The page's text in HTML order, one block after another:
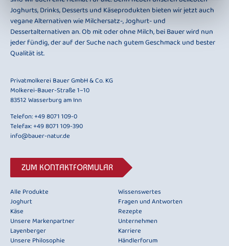
Joghurts, Drinks, Desserts und Käseprodukten bieten wir jetzt auch
vegane Alternativen wie Milchersatz-, Joghurt- und
Dessertalternativen an. Ob mit oder ohne Milch, bei Bauer wird nun
jeder fündig, der auf der Suche nach gutem Geschmack und bester
Qualität ist.
Privatmolkerei Bauer GmbH & Co. KG
Molkerei-Bauer-Straße 1–10
83512 Wasserburg am Inn
Telefon:+49 8071 109-0
Telefax: +49 8071 109-390
info@bauer-natur.de
ZUM KONTAKTFORMULAR
Alle Produkte
Joghurt
Käse
Unsere Markenpartner
Layenberger
Unsere Philosophie
Wissenswertes
Fragen und Antworten
Rezepte
Unternehmen
Karriere
Händlerforum